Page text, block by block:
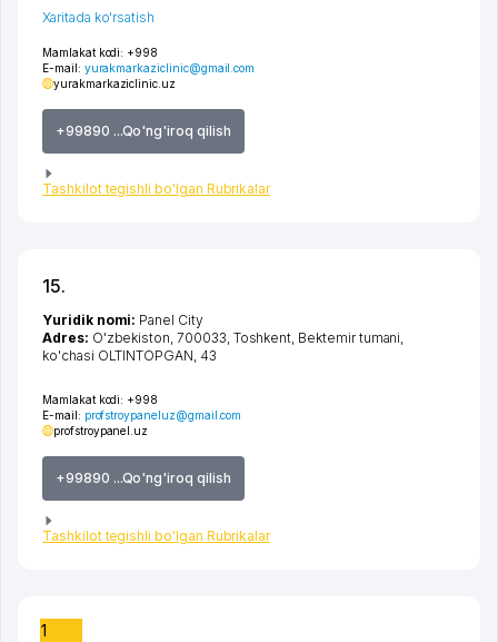
Mamlakat kodi: +998
E-mail: yurakmarkaziclinic@gmail.com
yurakmarkaziclinic.uz
+99890 ...Qo'ng'iroq qilish
Tashkilot tegishli bo'lgan Rubrikalar
Xaritada ko'rsatish
15.
Mamlakat kodi: +998
E-mail: profstroypaneluz@gmail.com
profstroypanel.uz
+99890 ...Qo'ng'iroq qilish
Tashkilot tegishli bo'lgan Rubrikalar
Yuridik nomi: Panel City
Adres: O'zbekiston, 700033, Toshkent Bektemir tumani
ko'chasi OLTINTOPGAN , 43
1